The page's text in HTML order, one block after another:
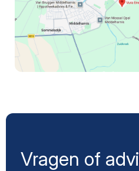
Vragen of